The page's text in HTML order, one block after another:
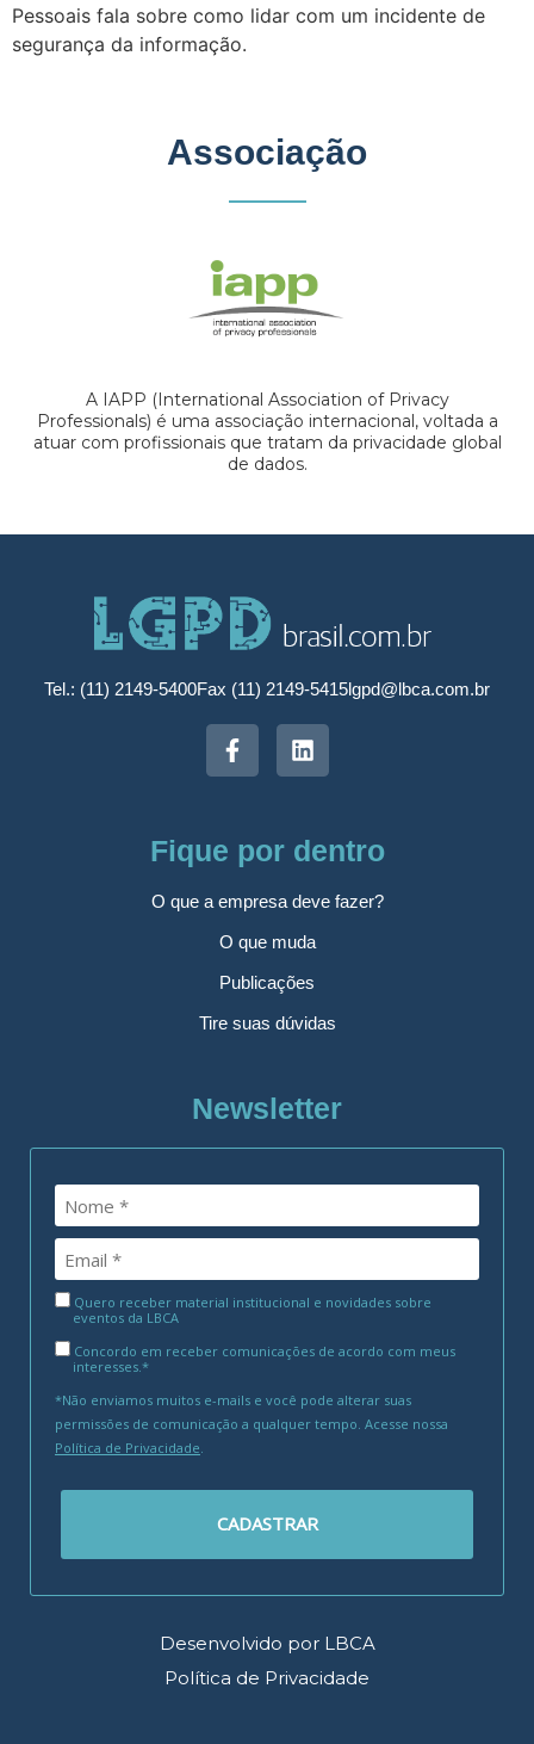
Pessoais fala sobre como lidar com um incidente de
segurança da informação.
Associação
A IAPP (International Association of Privacy
Professionals) é uma associação internacional, voltada a
atuar com profissionais que tratam da privacidade global
de dados.
Tel.: (11) 2149-5400Fax (11) 2149-5415lgpd@lbca.com.br
Fique por dentro
O que a empresa deve fazer?
O que muda
Publicações
Tire suas dúvidas
Newsletter
Quero receber material institucional e novidades sobre
eventos da LBCA
Concordo em receber comunicações de acordo com meus
interesses.*
*Não enviamos muitos e-mails e você pode alterar suas
permissões de comunicação a qualquer tempo. Acesse nossa
Política de Privacidade
CADASTRAR
Desenvolvido por LBCA
Política de Privacidade